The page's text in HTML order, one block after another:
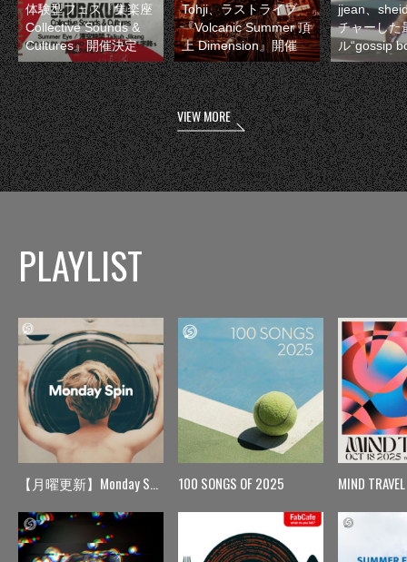
体験型フェス『集楽座
Collective Sounds &
Cultures』開催決定
Tohji、ラストライブ
『Volcanic Summer 頂
上 Dimension』開催
jjean、
チャーした
ル“gossip
VIEW MORE
PLAYLIST
【月曜更新】Monday Spin 100 SONGS OF 2025 MIND TRAVEL